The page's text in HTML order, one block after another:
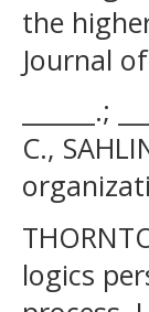
the
Journal
C.,
logics